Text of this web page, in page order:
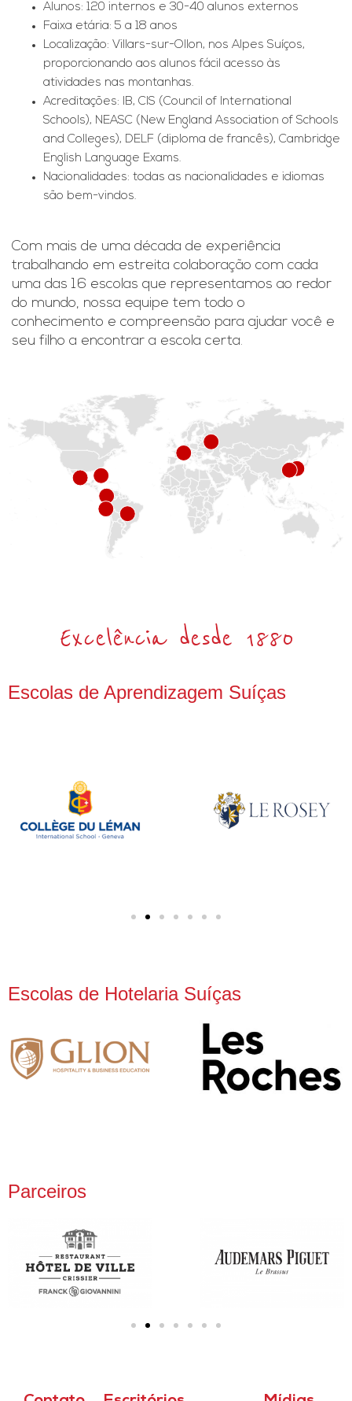
Alunos: 120 internos e 30-40 alunos externos
Faixa etária: 5 a 18 anos
Localização: Villars-sur-Ollon, nos Alpes Suíços,
proporcionando aos alunos fácil acesso às
atividades nas montanhas.
Acreditações: IB, CIS (Council of International
Schools), NEASC (New England Association of Schools
and Colleges), DELF (diploma de francês), Cambridge
English Language Exams.
Nacionalidades: todas as nacionalidades e idiomas
são bem-vindos.
Com mais de uma década de experiência
trabalhando em estreita colaboração com cada
uma das 16 escolas que representamos ao redor
do mundo, nossa equipe tem todo o
conhecimento e compreensão para ajudar você e
seu filho a encontrar a escola certa.
Excelência desde 1880
Escolas de Aprendizagem Suíças
Escolas de Hotelaria Suíças
Parceiros